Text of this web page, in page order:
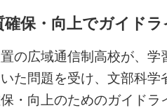
確保・向上でガイド
の広域通信制高校が、学
た問題を受け、文部科学
・向上のためのガイドラ